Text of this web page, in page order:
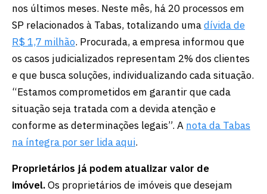
nos últimos meses. Neste mês, há 20 processos em
SP relacionados à Tabas, totalizando umadívida de
R$ 1,7 milhão. Procurada, a empresa informou que
os casos judicializados representam 2% dos clientes
e que busca soluções, individualizando cada situação.
“Estamos comprometidos em garantir que cada
situação seja tratada com a devida atenção e
conforme as determinações legais”. A nota da Tabas
na íntegra por ser lida aqui.
Proprietários já podem atualizar valor de
imóvel.Os proprietários de imóveis que desejam